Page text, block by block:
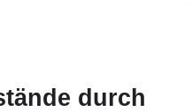
durch